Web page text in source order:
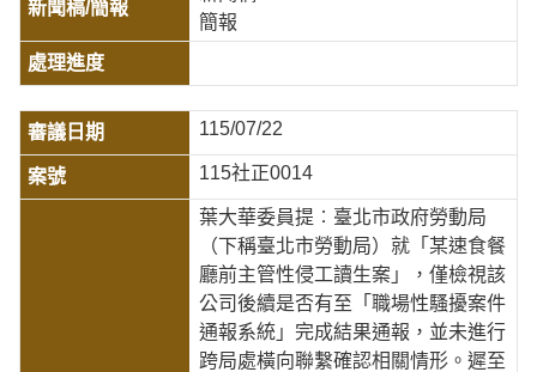
簡報
115/07/22
115社正0014
葉大華委員提︰臺北市政府勞動局
（下稱臺北市勞動局）就「某速食餐
廳前主管性侵工讀生案」，僅檢視該
公司後續是否有至「職場性騷擾案件
通報系統」完成結果通報，並未進行
跨局處橫向聯繫確認相關情形。遲至